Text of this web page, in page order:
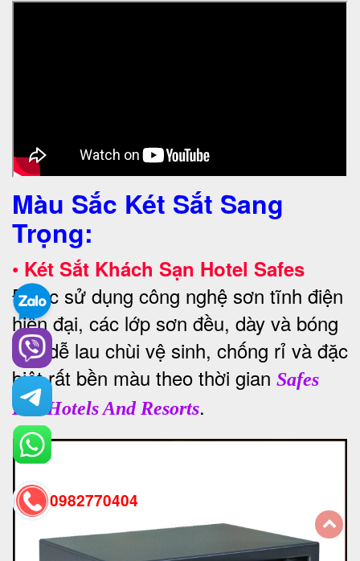
Màu Sắc Két Sắt Sang
Trọng:
• Két Sắt Khách Sạn Hotel Safes
Được sử dụng công nghệ sơn tĩnh điện
hiện đại, các lớp sơn đều, dày và bóng
mịn dễ lau chùi vệ sinh, chống rỉ và đặc
biệt rất bền màu theo thời gian Safes
For Hotels And Resorts.
0982770404
back